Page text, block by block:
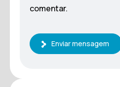
comentar.
Enviar mensagem